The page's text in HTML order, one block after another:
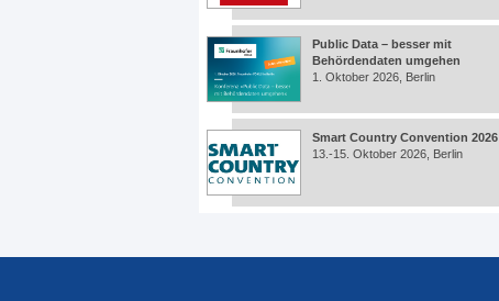
Public Data – besser mit
Behördendaten umgehen
1. Oktober 2026, Berlin
Smart Country Convention 2026
13.-15. Oktober 2026, Berlin